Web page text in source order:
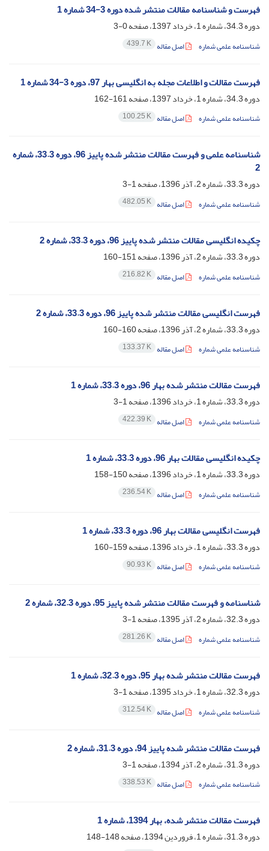
فهرست و شناسنامه مقالات منتشر شده دوره 3-34 شماره 1
دوره 34.3، شماره 1، خرداد 1397، صفحه 0-3
شناسنامه علمی شماره اصل مقاله 439.7 K
فهرست مقالات و اطلاعات مجله به انگلیسی بهار 97، دوره 3-34 شماره 1
دوره 34.3، شماره 1، خرداد 1397، صفحه 161-162
شناسنامه علمی شماره اصل مقاله 100.25 K
شناسنامه علمی و فهرست مقالات منتشر شده پاییز 96، دوره 33.3، شماره
2
دوره 33.3، شماره 2، آذر 1396، صفحه 1-3
شناسنامه علمی شماره اصل مقاله 482.05 K
چکیده انگلیسی مقالات منتشر شده پاییز 96، دوره 33.3، شماره 2
دوره 33.3، شماره 2، آذر 1396، صفحه 151-160
شناسنامه علمی شماره اصل مقاله 216.82 K
فهرست انگلیسی مقالات منتشر شده پاییز 96، دوره 33.3، شماره 2
دوره 33.3، شماره 2، آذر 1396، صفحه 160-160
شناسنامه علمی شماره اصل مقاله 133.37 K
فهرست مقالات منتشر شده بهار 96، دوره 33.3، شماره 1
دوره 33.3، شماره 1، خرداد 1396، صفحه 1-3
شناسنامه علمی شماره اصل مقاله 422.39 K
چکیده انگلیسی مقالات بهار 96، دوره 33.3، شماره 1
دوره 33.3، شماره 1، خرداد 1396، صفحه 150-158
شناسنامه علمی شماره اصل مقاله 236.54 K
فهرست انگلیسی مقالات بهار 96، دوره 33.3، شماره 1
دوره 33.3، شماره 1، خرداد 1396، صفحه 159-160
شناسنامه علمی شماره اصل مقاله 90.93 K
شناسنامه و فهرست مقالات منتشر شده پاییز 95، دوره 32.3، شماره 2
دوره 32.3، شماره 2، آذر 1395، صفحه 1-3
شناسنامه علمی شماره اصل مقاله 281.26 K
فهرست مقالات منتشر شده بهار 95، دوره 32.3، شماره 1
دوره 32.3، شماره 1، خرداد 1395، صفحه 1-3
شناسنامه علمی شماره اصل مقاله 312.54 K
فهرست مقالات منتشر شده پاییز 94، دوره 31.3، شماره 2
دوره 31.3، شماره 2، آذر 1394، صفحه 1-3
شناسنامه علمی شماره اصل مقاله 338.53 K
فهرست مقالات منتشر شده، بهار 1394، شماره 1
دوره 31.3، شماره 1، فروردین 1394، صفحه 148-148